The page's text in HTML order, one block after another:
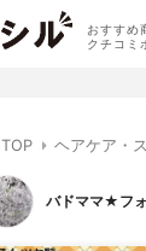
おすすめ
クチコミ
TOP ヘアケア・
バドママ★フ